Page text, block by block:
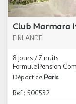
Club Marmara
FINLANDE
8 jours / 7 nuits
Formule Pension
Départ de Paris
Réf : 500532